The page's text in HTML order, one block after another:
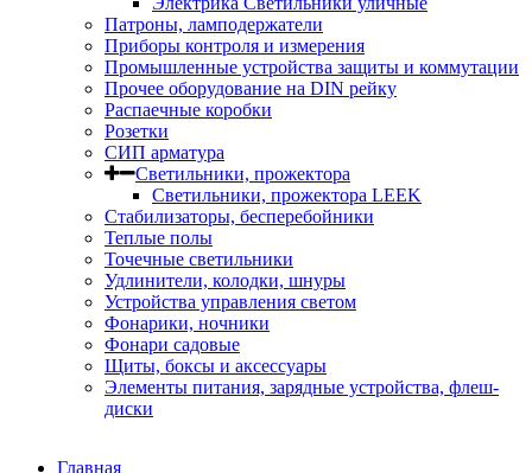
Патроны, ламподержатели
Приборы контроля и измерения
Промышленные устройства защиты и коммутации
Прочее оборудование на DIN рейку
Распаечные коробки
Розетки
СИП арматура
Светильники, прожектора
Светильники, прожектора LEEK
Стабилизаторы, бесперебойники
Теплые полы
Точечные светильники
Удлинители, колодки, шнуры
Устройства управления светом
Фонарики, ночники
Фонари садовые
Щиты, боксы и аксессуары
Элементы питания, зарядные устройства, флеш-
диски
Главная